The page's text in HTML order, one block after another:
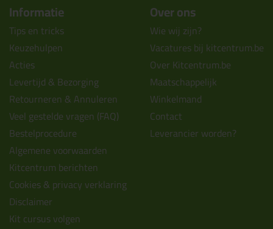
Informatie
Tips en tricks
Keuzehulpen
Acties
Levertijd & Bezorging
Retourneren & Annuleren
Veel gestelde vragen (FAQ)
Bestelprocedure
Algemene voorwaarden
Kitcentrum berichten
Cookies & privacy verklaring
Disclaimer
Kit cursus volgen
Over ons
Wie wij zijn?
Vacatures bij kitcentrum.be
Over Kitcentrum.be
Maatschappelijk
Winkelmand
Contact
Leverancier worden?